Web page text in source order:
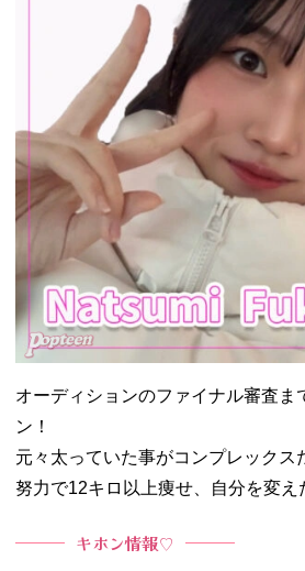
オーディションのファイナル審査ま
ン！
元々太っていた事がコンプレックス
努力で12キロ以上痩せ、自分を変え
キホン情報♡